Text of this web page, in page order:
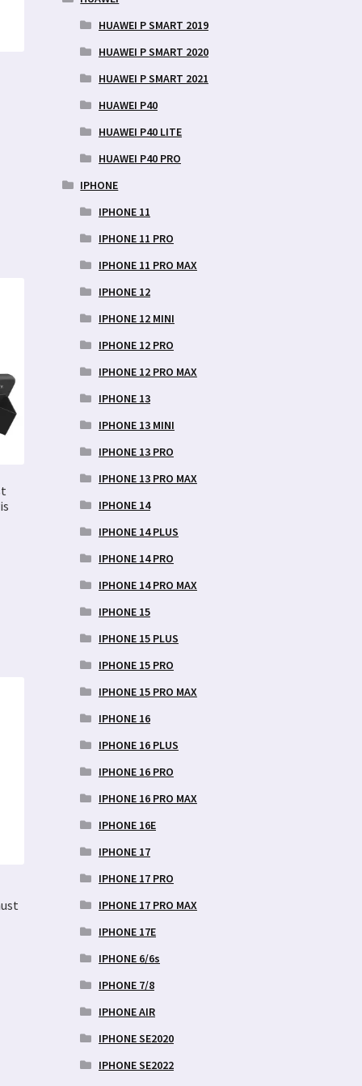
HUAWEI P SMART 2019
HUAWEI P SMART 2020
HUAWEI P SMART 2021
HUAWEI P40
HUAWEI P40 LITE
HUAWEI P40 PRO
IPHONE
IPHONE 11
IPHONE 11 PRO
IPHONE 11 PRO MAX
IPHONE 12
IPHONE 12 MINI
IPHONE 12 PRO
IPHONE 12 PRO MAX
IPHONE 13
IPHONE 13 MINI
IPHONE 13 PRO
IPHONE 13 PRO MAX
IPHONE 14
IPHONE 14 PLUS
IPHONE 14 PRO
IPHONE 14 PRO MAX
IPHONE 15
IPHONE 15 PLUS
IPHONE 15 PRO
IPHONE 15 PRO MAX
IPHONE 16
IPHONE 16 PLUS
IPHONE 16 PRO
IPHONE 16 PRO MAX
IPHONE 16E
IPHONE 17
IPHONE 17 PRO
IPHONE 17 PRO MAX
IPHONE 17E
IPHONE 6/6s
IPHONE 7/8
IPHONE AIR
IPHONE SE2020
IPHONE SE2022